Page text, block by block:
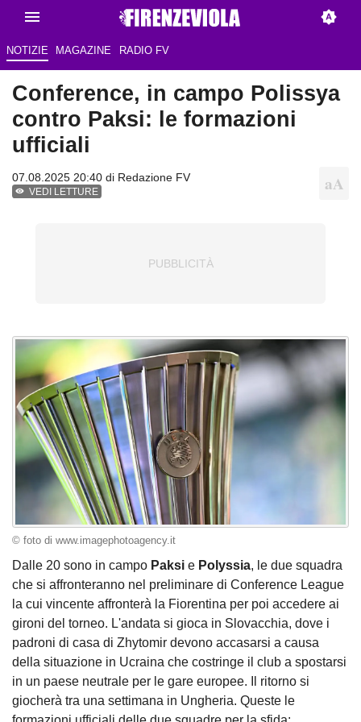
NOTIZIE MAGAZINE RADIO FV
Conference, in campo Polissya
contro Paksi: le formazioni
ufficiali
07.08.2025 20:40 di Redazione FV
VEDI LETTURE
© foto di www.imagephotoagency.it
Dalle 20 sono in campo Paksi e Polyssia, le due squadra
che si affronteranno nel preliminare di Conference League
la cui vincente affronterà la Fiorentina per poi accedere ai
gironi del torneo. L'andata si gioca in Slovacchia, dove i
padroni di casa di Zhytomir devono accasarsi a causa
della situazione in Ucraina che costringe il club a spostarsi
in un paese neutrale per le gare europee. Il ritorno si
giocherà tra una settimana in Ungheria. Queste le